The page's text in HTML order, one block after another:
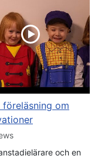
föreläsning om
och en